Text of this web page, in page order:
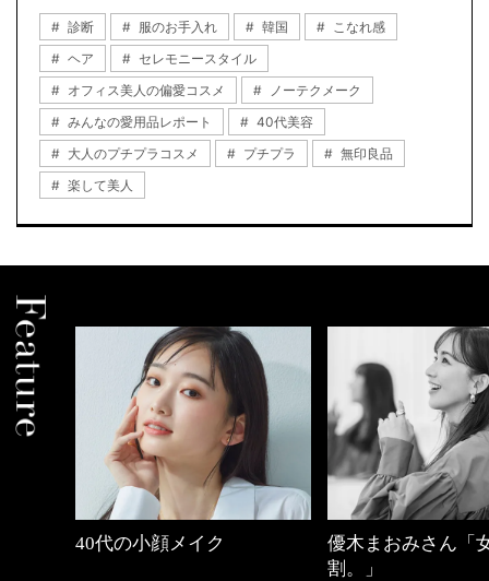
診断 服のお手入れ 韓国
こなれ感
ヘア
セレモニースタイル
オフィス美人の偏愛コスメ
ノーテクメーク
みんなの愛用品レポート
40代美容
大人のプチプラコスメ
プチプラ
無印良品
楽して美人
優木まおみさん「女の時間
心地よくいられる
とは